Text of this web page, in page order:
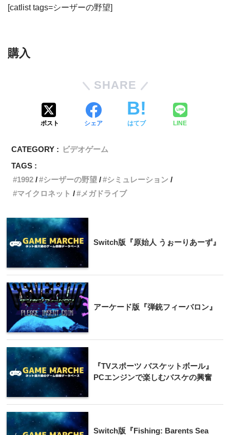
[catlist tags=シーザーの野望]
購入
SHARE
ポスト シェア はてブ LINE
CATEGORY : ビデオゲーム
TAGS :
1992
シーザーの野望
シミュレーション
マイクロネット
メガドライブ
Switch版『原始人 うぉーりあーず』
アーケード版『弾銃フィーバロン』
『TVスポーツ バスケットボール』
PCエンジンで楽しむバスケの興奮
Switch版『Fishing: Barents Sea